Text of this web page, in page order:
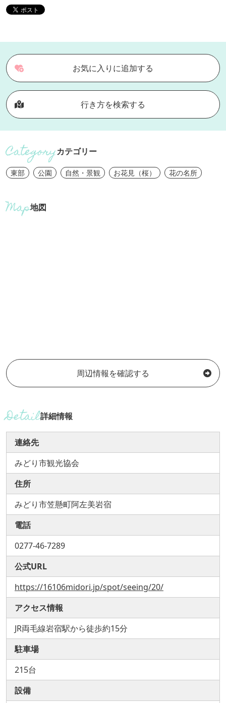
お気に入りに追加する
行き方を検索する
カテゴリー
東部 公園 自然・景観 お花見（桜） 花の名所
地図
周辺情報を確認する
詳細情報
連絡先
みどり市観光協会
住所
みどり市笠懸町阿左美岩宿
電話
0277-46-7289
公式URL
https://16106midori.jp/spot/seeing/20/
アクセス情報
JR両毛線岩宿駅から徒歩約15分
駐車場
215台
設備